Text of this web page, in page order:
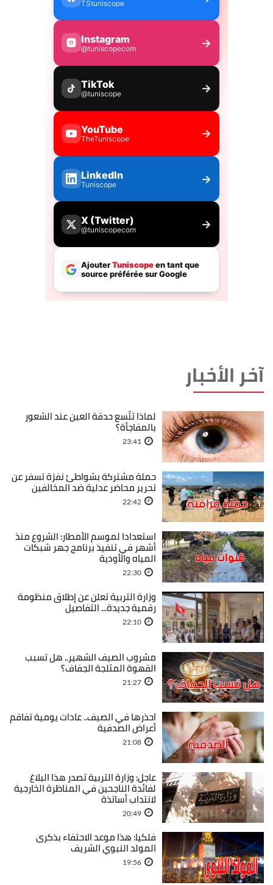
آخر الأخبار
لماذا تتّسع حدقة العين عند الشعور
بالمفاجأة؟
23:41
حملة مشتركة بشواطئ نفزة تسفر عن
تحرير محاضر عدلية ضد المخالفين
22:42
استعدادا لموسم الأمطار: الشروع منذ
أشهر في تنفيذ برنامج جهر شبكات
المياه والأودية
22:30
وزارة التربية تعلن عن إطلاق منظومة
رقمية جديدة... التفاصيل
22:10
مشروب الصيف الشهير.. هل تسبب
القهوة المثلجة الجفاف؟
21:27
احذرها في الصيف.. عادات يومية تفاقم
أعراض الصدفية
21:08
عاجل: وزارة التربية تصدر هذا البلاغ
لفائدة الناجحين في المناظرة الخارجية
لانتداب أساتذة
20:49
فلكيا: هذا موعد الاحتفاء بذكرى
المولد النبوي الشريف
19:56